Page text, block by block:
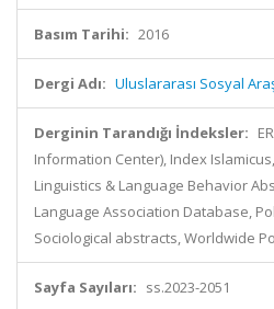
Basım Tarihi: 2016
Dergi Adı: Uluslararası Sosyal
Derginin Tarandığı İndeksler:
Information Center), Index
Linguistics & Language Behavior
Language Association Database,
Sociological abstracts, Worldwide
Sayfa Sayıları: ss.2023-2051